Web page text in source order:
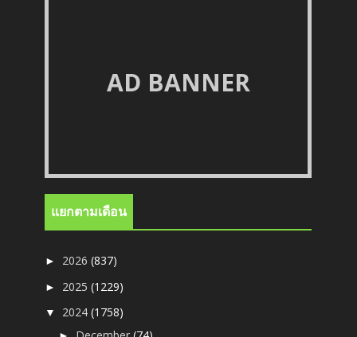
AD BANNER
แยกตามเดือน
► 2026(837)
► 2025(1229)
▼ 2024(1758)